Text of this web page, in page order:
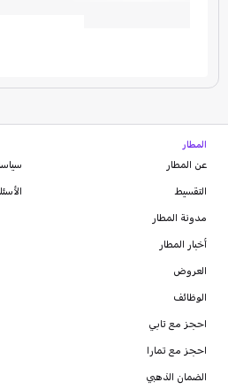
المطار
عن المطار
التقسيط
مدونة المطار
أخبار المطار
العروض
الوظائف
احجز مع تابي
احجز مع تمارا
الضمان الذهبي